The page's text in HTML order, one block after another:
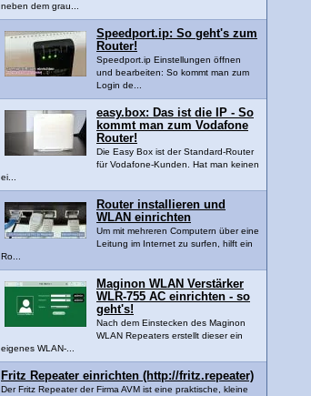
neben dem grau...
Speedport.ip: So geht's zum
Router!
Speedport.ip Einstellungen öffnen
und bearbeiten: So kommt man zum
Login de...
easy.box: Das ist die IP - So
kommt man zum Vodafone
Router!
Die Easy Box ist der Standard-Router
für Vodafone-Kunden. Hat man keinen
ei...
Router installieren und
WLAN einrichten
Um mit mehreren Computern über eine
Leitung im Internet zu surfen, hilft ein
Ro...
Maginon WLAN Verstärker
WLR-755 AC einrichten - so
geht's!
Nach dem Einstecken des Maginon
WLAN Repeaters erstellt dieser ein
eigenes WLAN-...
Fritz Repeater einrichten (http://fritz.repeater)
Der Fritz Repeater der Firma AVM ist eine praktische, kleine